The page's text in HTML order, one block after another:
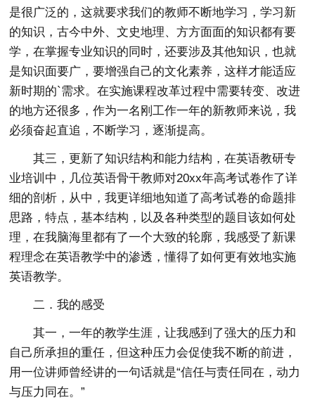
是很广泛的，这就要求我们的教师不断地学习，学习新
的知识，古今中外、文史地理、方方面面的知识都有要
学，在掌握专业知识的同时，还要涉及其他知识，也就
是知识面要广，要增强自己的文化素养，这样才能适应
新时期的`需求。在实施课程改革过程中需要转变、改进
的地方还很多，作为一名刚工作一年的新教师来说，我
必须奋起直追，不断学习，逐渐提高。
其三，更新了知识结构和能力结构，在英语教研专
业培训中，几位英语骨干教师对20xx年高考试卷作了详
细的剖析，从中，我更详细地知道了高考试卷的命题排
思路，特点，基本结构，以及各种类型的题目该如何处
理，在我脑海里都有了一个大致的轮廓，我感受了新课
程理念在英语教学中的渗透，懂得了如何更有效地实施
英语教学。
二．我的感受
其一，一年的教学生涯，让我感到了强大的压力和
自己所承担的重任，但这种压力会促使我不断的前进，
用一位讲师曾经讲的一句话就是“信任与责任同在，动力
与压力同在。”